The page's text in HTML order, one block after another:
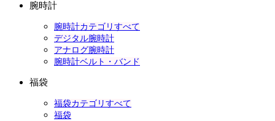
腕時計
腕時計カテゴリすべて
デジタル腕時計
アナログ腕時計
腕時計ベルト・バンド
福袋
福袋カテゴリすべて
福袋